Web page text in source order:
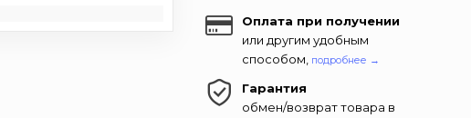
Оплата при получении
или другим удобным
способом, подробнее →
Гарантия
обмен/возврат товара в